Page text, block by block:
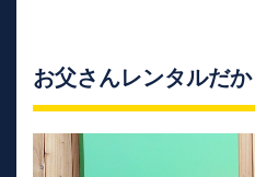
お父さんレンタルだ